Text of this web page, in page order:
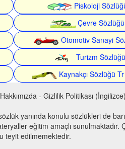
Piskoloji
Çevre Sözlüğü
Otomotiv Sanayi
Turizm Sözlüğü
Kaynakçı Sözlüğü
- Gizlilik Politikası (İngilizce)
yanında konulu sözlükleri de
eğitim amaçlı sunulmaktadır.
teyit edilmemektedir.